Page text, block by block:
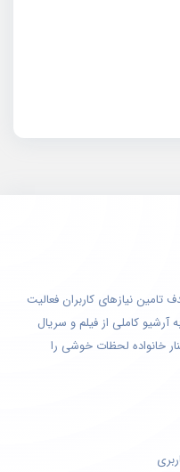
نیازهای کاربران فعالیت
کاملی از فیلم و سریال
خانواده لحظات خوشی را